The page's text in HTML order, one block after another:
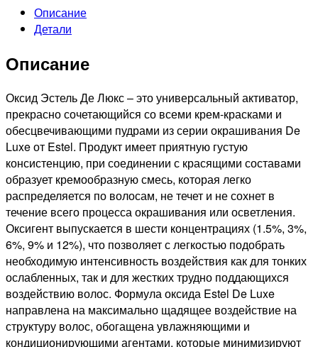
Оксигент
9%,
Описание
Детали
Описание
Оксид Эстель Де Люкс – это универсальный активатор,
прекрасно сочетающийся со всеми крем-красками и
обесцвечивающими пудрами из серии окрашивания De
Luxe от Estel. Продукт имеет приятную густую
консистенцию, при соединении с красящими составами
образует кремообразную смесь, которая легко
распределяется по волосам, не течет и не сохнет в
течение всего процесса окрашивания или осветления.
Оксигент выпускается в шести концентрациях (1.5%, 3%,
6%, 9% и 12%), что позволяет с легкостью подобрать
необходимую интенсивность воздействия как для тонких
ослабленных, так и для жестких трудно поддающихся
воздействию волос. Формула оксида Estel De Luxe
направлена на максимально щадящее воздействие на
структуру волос, обогащена увлажняющими и
кондиционирующими агентами, которые минимизируют